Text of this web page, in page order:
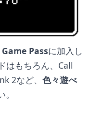
Game Passに加入し
はもちろん、Call
2など、 色々遊べ